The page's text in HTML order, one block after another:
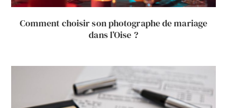
Comment choisir son photographe de mariage
dans l’Oise ?